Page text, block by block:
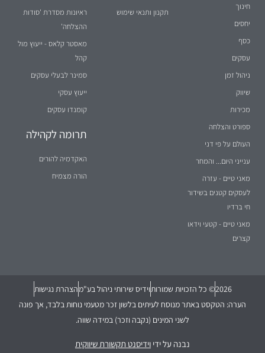
חינוך
יחסים
כסף
עסקים
ניהול זמן
שיווק
מכירות
ספורט והצלחה
העולם על פי דני
ענייני היום... והמחר
מאני טיים - עזרה
לעסקים קטנים בשידור
חי ברדיו
מאני טיים - קטעי וידאו
קצרים
תקנון ותנאי שימוש
ראיונות מסדרת 'סודות
ההצלחה'
מאסטר קלאס - ייעוץ מול
קהל
סמינר לבעלי עסקים
ייעוץ עסקי
קומנדו עסקים
תרומה לקהילה
האקדמיה להורים
הורה מצמיח
2026© כל הזכויות שמורותוידיס שירותי ניהול בע"מהצהרת נגישות
הערה: הטקסט באתר מנוסח לעיתים בלשון זכר מטעמי נוחות בלבד, אך פונה
לשני המינים (נקבה וזכר) במידה שווה.
נבנה על ידי וידיסנט תקשורת שיווקית